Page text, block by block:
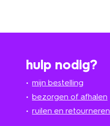
hulp nodig?
mijn bestelling
bezorgen of afhalen
ruilen en retourneren